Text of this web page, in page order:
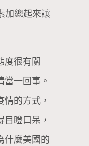
加總起來讓
度很有關
當一回事。
的方式，
目瞪口呆，
什麼美國的